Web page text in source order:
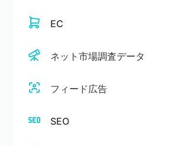
EC
ネット市場調査データ
フィード広告
SEO